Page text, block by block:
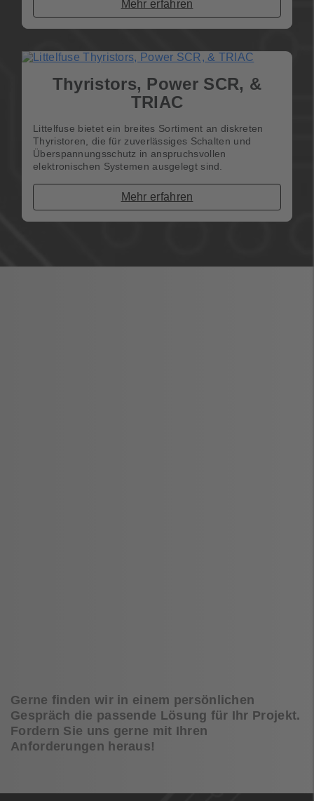
Mehr erfahren
Thyristors, Power SCR, &
TRIAC
Littelfuse bietet ein breites Sortiment an diskreten
Thyristoren, die für zuverlässiges Schalten und
Überspannungsschutz in anspruchsvollen
elektronischen Systemen ausgelegt sind.
Mehr erfahren
Gerne finden wir in einem persönlichen
Gespräch die passende Lösung für Ihr Projekt.
Fordern Sie uns gerne mit Ihren
Anforderungen heraus!